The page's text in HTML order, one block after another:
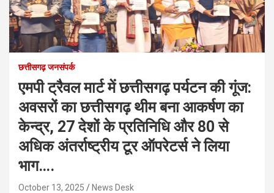
छत्तीसगढ़ जनसंपर्क
एमपी ट्रैवल मार्ट में छत्तीसगढ़ पर्यटन की गूंज:
अवसरों का छत्तीसगढ़ थीम बना आकर्षण का
केन्द्र, 27 देशों के प्रतिनिधि और 80 से
अधिक अंतर्राष्ट्रीय टूर ऑपरेटर्स ने लिया
भाग….
October 13, 2025 News Desk